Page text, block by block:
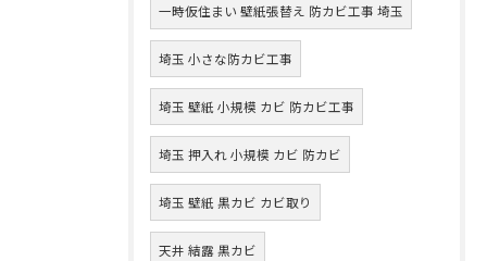
一時仮住まい 壁紙張替え 防カビ工事 埼玉
埼玉 小さな防カビ工事
埼玉 壁紙 小規模 カビ 防カビ工事
埼玉 押入れ 小規模 カビ 防カビ
埼玉 壁紙 黒カビ カビ取り
天井 結露 黒カビ